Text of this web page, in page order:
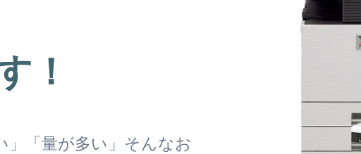
！
」「量が多い」そんなお